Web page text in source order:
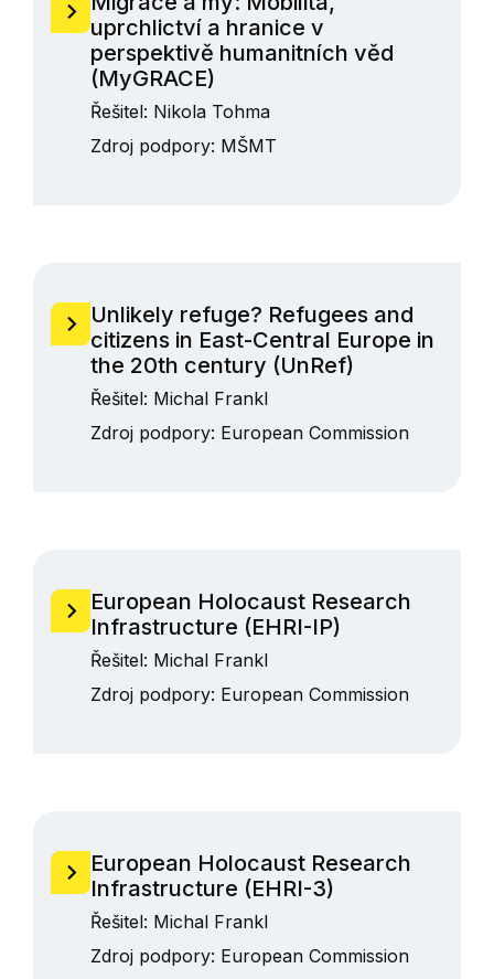
uprchlictví a hranice v
perspektivě humanitních věd
(MyGRACE)
Řešitel: Nikola Tohma
Zdroj podpory: MŠMT
Unlikely refuge? Refugees and
citizens in East-Central Europe in
the 20th century (UnRef)
Řešitel: Michal Frankl
Zdroj podpory: European Commission
European Holocaust Research
Infrastructure (EHRI-IP)
Řešitel: Michal Frankl
Zdroj podpory: European Commission
European Holocaust Research
Infrastructure (EHRI-3)
Řešitel: Michal Frankl
Zdroj podpory: European Commission